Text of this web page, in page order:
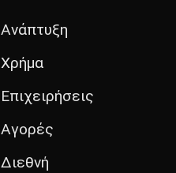
Ανάπτυξη
Χρήμα
Επιχειρήσεις
Αγορές
Διεθνή